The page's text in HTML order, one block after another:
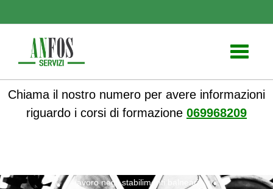
Toggle
Chiama il nostro numero per avere informazioni
riguardo i corsi di formazione 069968209
lavoro negli stabilimenti balneari